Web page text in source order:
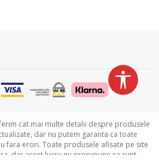
cat mai multe detalii despre produsele
dar nu putem garanta ca toate
fara erori. Toate produsele afisate pe site
dar acest lucru nu presupune ca sunt